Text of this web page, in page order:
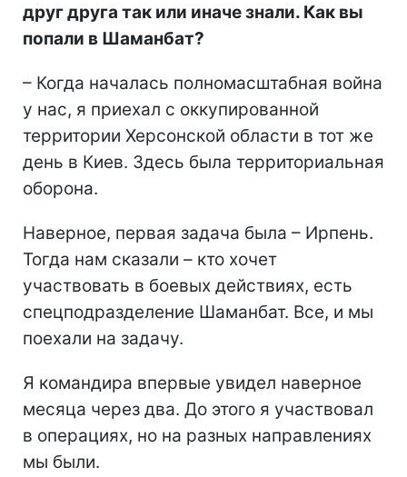
друг друга так или иначе знали. Как вы
попали в Шаманбат?
– Когда началась полномасштабная война
у нас, я приехал с оккупированной
территории Херсонской области в тот же
день в Киев. Здесь была территориальная
оборона.
Наверное, первая задача была – Ирпень.
Тогда нам сказали – кто хочет
участвовать в боевых действиях, есть
спецподразделение Шаманбат. Все, и мы
поехали на задачу.
Я командира впервые увидел наверное
месяца через два. До этого я участвовал
в операциях, но на разных направлениях
мы были.